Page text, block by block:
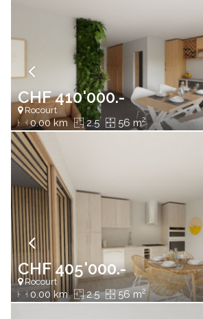
CHF 410'000.-
Rocourt
0.00 km 2.5 56 m2
CHF 405'000.-
Rocourt
0.00 km 2.5 56 m2